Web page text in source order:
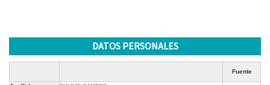
DATOS PERSONALES
Fuente